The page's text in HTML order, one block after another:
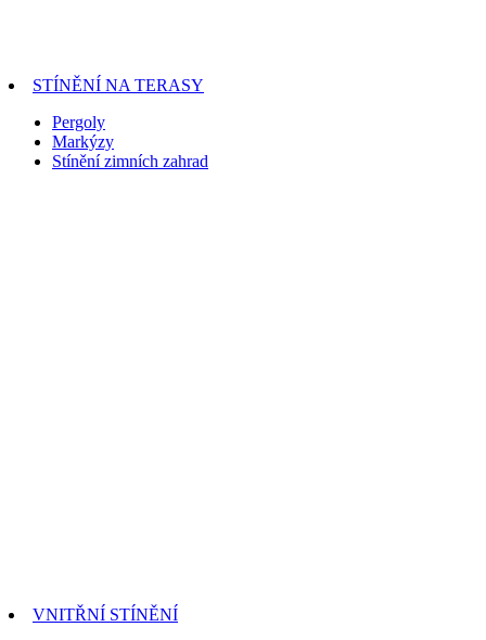
STÍNĚNÍ NA TERASY
Pergoly
Markýzy
Stínění zimních zahrad
VNITŘNÍ STÍNĚNÍ